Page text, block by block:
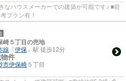
なハウスメーカーでの建築が可能です♪ ■前
プラン有！
崎５丁目の売地
線 「伊保 」駅 徒歩12分
件
市伊保崎 ５丁目